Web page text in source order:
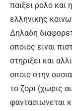
παιξει ρολο και
ελληνικης
Δηλαδη
οποιος ειναι
στηριξει και
οποιο στην
το ζορι (χωρις
φαντασιωνεται